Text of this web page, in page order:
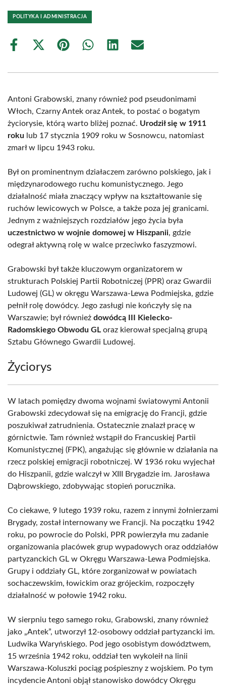
POLITYKA I ADMINISTRACJA
Share
Share
(Twitter)
Share Share Share Share
Antoni Grabowski, znany również pod pseudonimami
Włoch, Czarny Antek oraz Antek, to postać o bogatym
życiorysie, którą warto bliżej poznać. Urodził się w 1911
roku lub 17 stycznia 1909 roku w Sosnowcu, natomiast
zmarł w lipcu 1943 roku.
Był on prominentnym działaczem zarówno polskiego, jak i
międzynarodowego ruchu komunistycznego. Jego
działalność miała znaczący wpływ na kształtowanie się
ruchów lewicowych w Polsce, a także poza jej granicami.
Jednym z ważniejszych rozdziałów jego życia była
uczestnictwo w wojnie domowej w Hiszpanii, gdzie
odegrał aktywną rolę w walce przeciwko faszyzmowi.
Grabowski był także kluczowym organizatorem w
strukturach Polskiej Partii Robotniczej (PPR) oraz Gwardii
Ludowej (GL) w okręgu Warszawa-Lewa Podmiejska, gdzie
pełnił rolę dowódcy. Jego zasługi nie kończyły się na
Warszawie; był również dowódcą III Kielecko-
Radomskiego Obwodu GL oraz kierował specjalną grupą
Sztabu Głównego Gwardii Ludowej.
Życiorys
W latach pomiędzy dwoma wojnami światowymi Antonii
Grabowski zdecydował się na emigrację do Francji, gdzie
poszukiwał zatrudnienia. Ostatecznie znalazł pracę w
górnictwie. Tam również wstąpił do Francuskiej Partii
Komunistycznej (FPK), angażując się głównie w działania na
rzecz polskiej emigracji robotniczej. W 1936 roku wyjechał
do Hiszpanii, gdzie walczył w XIII Brygadzie im. Jarosława
Dąbrowskiego, zdobywając stopień porucznika.
Co ciekawe, 9 lutego 1939 roku, razem z innymi żołnierzami
Brygady, został internowany we Francji. Na początku 1942
roku, po powrocie do Polski, PPR powierzyła mu zadanie
organizowania placówek grup wypadowych oraz oddziałów
partyzanckich GL w Okręgu Warszawa-Lewa Podmiejska.
Grupy i oddziały GL, które zorganizował w powiatach
sochaczewskim, łowickim oraz grójeckim, rozpoczęły
działalność w połowie 1942 roku.
W sierpniu tego samego roku, Grabowski, znany również
jako „Antek”, utworzył 12-osobowy oddział partyzancki im.
Ludwika Waryńskiego. Pod jego osobistym dowództwem,
15 września 1942 roku, oddział ten wykoleił na linii
Warszawa-Koluszki pociąg pośpieszny z wojskiem. Po tym
incydencie Antoni objął stanowisko dowódcy Okręgu